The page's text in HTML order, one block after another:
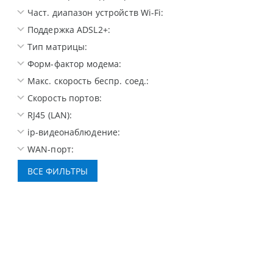
Част. диапазон устройств Wi-Fi:
Поддержка ADSL2+:
Тип матрицы:
Форм-фактор модема:
Макс. скорость беспр. соед.:
Скорость портов:
RJ45 (LAN):
ip-видеонаблюдение:
WAN-порт: